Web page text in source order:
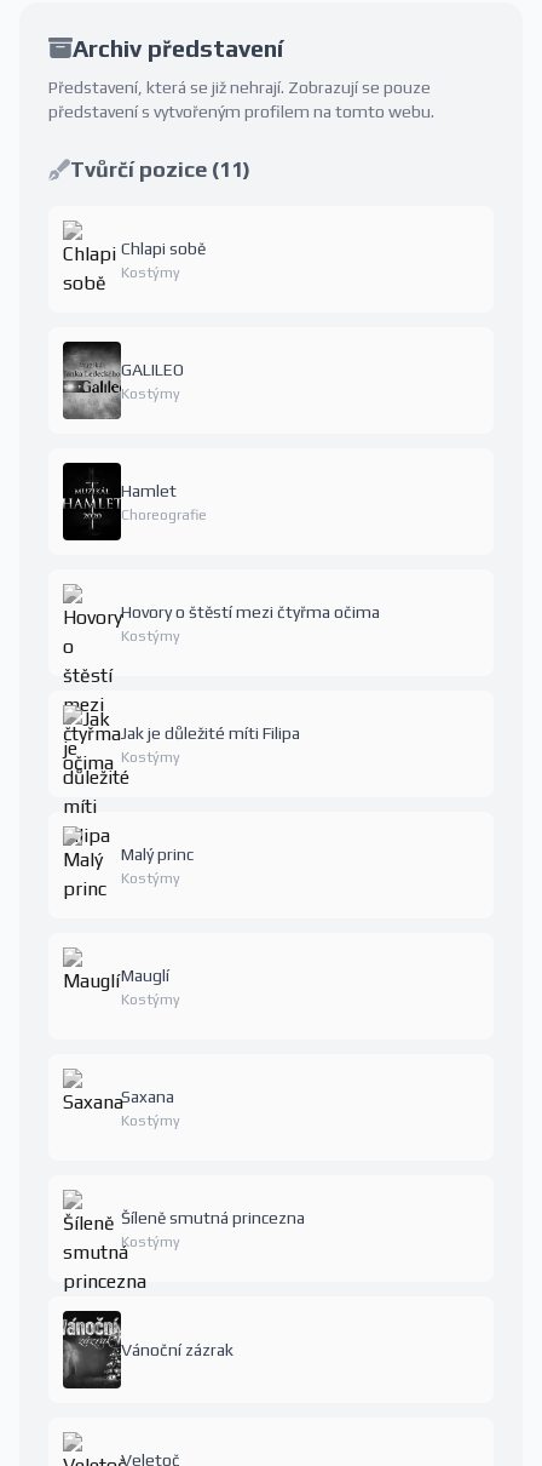
Archiv představení
Představení, která se již nehrají. Zobrazují se pouze
představení s vytvořeným profilem na tomto webu.
Tvůrčí pozice (11)
Chlapi sobě
Kostýmy
GALILEO
Kostýmy
Hamlet
Choreografie
Hovory o štěstí mezi čtyřma očima
Kostýmy
Jak je důležité míti Filipa
Kostýmy
Malý princ
Kostýmy
Mauglí
Kostýmy
Saxana
Kostýmy
Šíleně smutná princezna
Kostýmy
Vánoční zázrak
Veletoč